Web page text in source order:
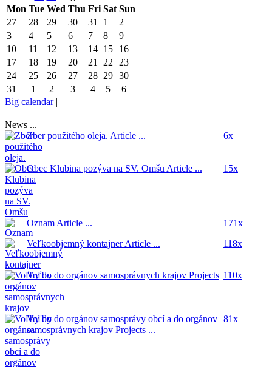
Mon Tue Wed Thu Fri Sat Sun
27
28 29 30 31 1
2
3
4 5 6 7 8
9
10
11 12 13 14 15
16
17
18 19 20 21 22
23
24
25 26 27 28 29 30
31
1 2 3 4 5
6
Big calendar|
News ...
Zber použitého oleja. Article ... 6x
Obec Klubina pozýva na SV. Omšu Article ... 15x
Oznam Article ...
171x
Veľkoobjemný kontajnerArticle ... 118x
Voľby do orgánov samosprávnych krajov Projects
...
110x
Voľby do orgánov samosprávy obcí a do orgánov
samosprávnych krajov Projects ...
81x